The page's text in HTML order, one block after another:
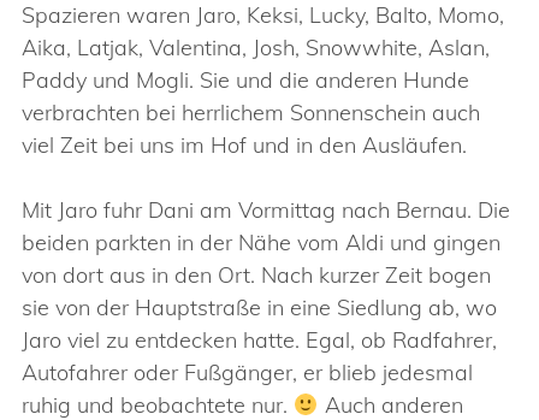
Spazieren waren Jaro, Keksi, Lucky, Balto, Momo,
Aika, Latjak, Valentina, Josh, Snowwhite, Aslan,
Paddy und Mogli. Sie und die anderen Hunde
verbrachten bei herrlichem Sonnenschein auch
viel Zeit bei uns im Hof und in den Ausläufen.
Mit Jaro fuhr Dani am Vormittag nach Bernau. Die
beiden parkten in der Nähe vom Aldi und gingen
von dort aus in den Ort. Nach kurzer Zeit bogen
sie von der Hauptstraße in eine Siedlung ab, wo
Jaro viel zu entdecken hatte. Egal, ob Radfahrer,
Autofahrer oder Fußgänger, er blieb jedesmal
ruhig und beobachtete nur.
Auch anderen